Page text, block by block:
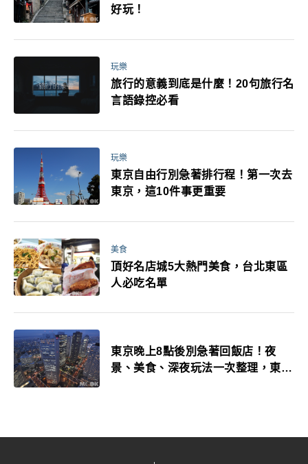
好玩！
玩樂
旅行的意義到底是什麼！20句旅行名
言語錄控必看
玩樂
東京自由行別急著排行程！第一次去
東京，這10件事更重要
美食
頂好名店城5大熱門美食，台北東區
人必吃名單
東京晚上8點後別急著回飯店！夜
景、美食、深夜玩法一次整理，東京